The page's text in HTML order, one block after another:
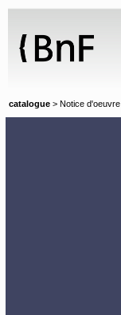
catalogue > Notice d'oeuvre